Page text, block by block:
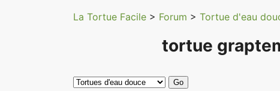
La Tortue Facile > Forum > Tortue d'eau
tortue